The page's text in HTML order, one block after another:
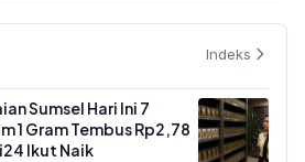
Indeks
Sumsel Hari Ini 7
1 Gram Tembus Rp2,78
Ikut Naik